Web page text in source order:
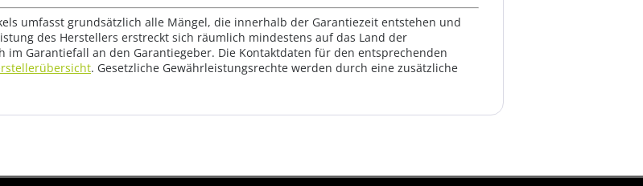
umfasst grundsätzlich alle Mängel, die innerhalb der Garantiezeit entstehen und
des Herstellers erstreckt sich räumlich mindestens auf das Land der
im Garantiefall an den Garantiegeber. Die Kontaktdaten für den entsprechenden
. Gesetzliche Gewährleistungsrechte werden durch eine zusätzliche